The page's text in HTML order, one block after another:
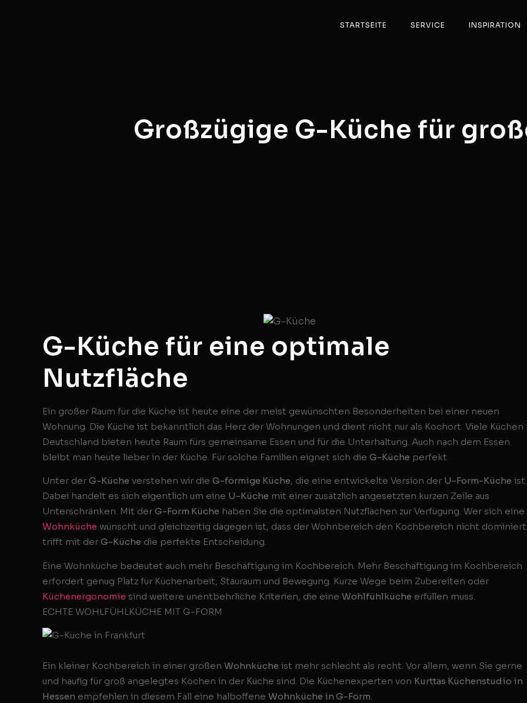
STARTSEITE SERVICE INSPIRATION
Großzügige G-Küche für
G-Küche für eine optimale
Nutzfläche
Ein großer Raum für die Küche ist heute eine der meist gewünschten Besonderheiten bei einer neuen
Wohnung. Die Küche ist bekanntlich das Herz der Wohnungen und dient nicht nur als Kochort. Viele Küchen
Deutschland bieten heute Raum fürs gemeinsame Essen und für die Unterhaltung. Auch nach dem Essen
bleibt man heute lieber in der Küche. Für solche Familien eignet sich die G-Küche perfekt.
Unter der G-Küche verstehen wir die G-förmige Küche, die eine entwickelte Version der U-Form-Küche ist.
Dabei handelt es sich eigentlich um eine U-Küche mit einer zusätzlich angesetzten kurzen Zeile aus
Unterschränken. Mit der G-Form Küche haben Sie die optimalsten Nutzflächen zur Verfügung. Wer sich eine
Wohnküche wünscht und gleichzeitig dagegen ist, dass der Wohnbereich den Kochbereich nicht
trifft mit der G-Küche die perfekte Entscheidung.
Eine Wohnküche bedeutet auch mehr Beschäftigung im Kochbereich. Mehr Beschäftigung im Kochbereich
erfordert genug Platz für Küchenarbeit, Stauraum und Bewegung. Kurze Wege beim Zubereiten oder
Küchenergonomie sind weitere unentbehrliche Kriterien, die eine Wohlfühlküche erfüllen muss.
ECHTE WOHLFÜHLKÜCHE MIT G-FORM
Ein kleiner Kochbereich in einer großen Wohnküche ist mehr schlecht als recht. Vor allem, wenn Sie gerne
und häufig für groß angelegtes Kochen in der Küche sind. Die Küchenexperten von Kurttas Küchenstudio in
Hessen empfehlen in diesem Fall eine halboffene Wohnküche in G-Form.